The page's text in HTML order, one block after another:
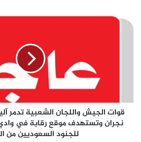
قوات الجيش واللجان الشعبية تدمر
نجران وتستهدف موقع رقابة في
للجنود السعوديين من